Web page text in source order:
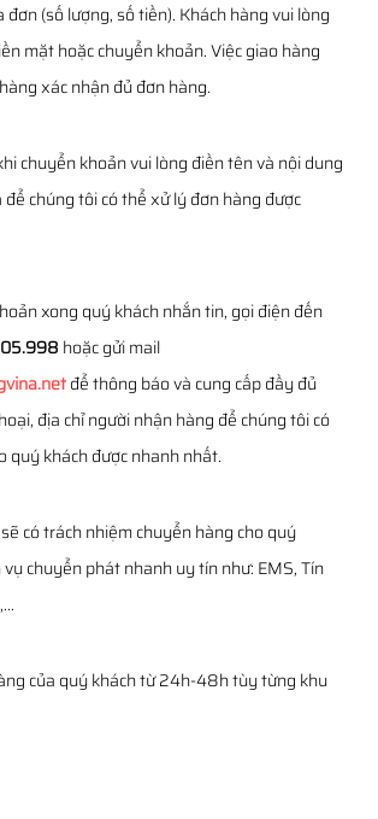
(số lượng, số tiền). Khách hàng vui lòng
mặt hoặc chuyển khoản. Việc giao hàng
xác nhận đủ đơn hàng.
chuyển khoản vui lòng điền tên và nội dung
chúng tôi có thể xử lý đơn hàng được
xong quý khách nhắn tin, gọi điện đến
hoặc gửi mail
để thông báo và cung cấp đầy đủ
địa chỉ người nhận hàng để chúng tôi có
quý khách được nhanh nhất.
có trách nhiệm chuyển hàng cho quý
vụ chuyển phát nhanh uy tín như: EMS, Tín
của quý khách từ 24h-48h tùy từng khu